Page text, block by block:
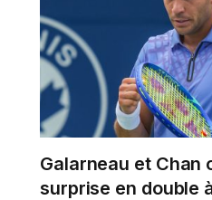
Galarneau et Chan
surprise en double